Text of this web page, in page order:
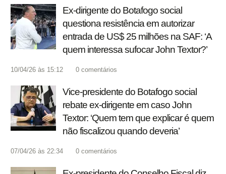
Ex-dirigente do Botafogo social
questiona resistência em autorizar
entrada de US$ 25 milhões na SAF: ‘A
quem interessa sufocar John Textor?’
10/04/26 às 15:12 0 comentários
Vice-presidente do Botafogo social
rebate ex-dirigente em caso John
Textor: ‘Quem tem que explicar é quem
não fiscalizou quando deveria’
07/04/26 às 22:34 0 comentários